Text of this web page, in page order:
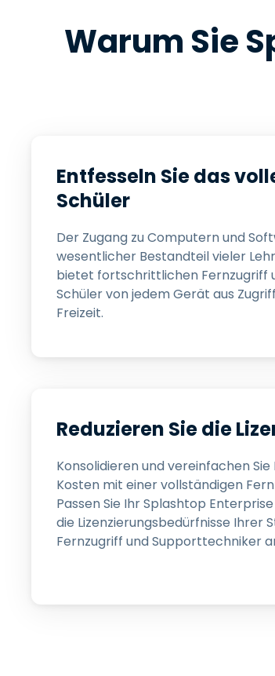
Warum Sie
Entfesseln Sie das
Schüler
Der Zugang zu Computern und
wesentlicher Bestandteil vieler
bietet fortschrittlichen Fernzugriff
Schüler von jedem Gerät aus
Freizeit.
Reduzieren Sie die
Konsolidieren und vereinfachen
Kosten mit einer vollständigen
Passen Sie Ihr Splashtop
die Lizenzierungsbedürfnisse Ihrer
Fernzugriff und Supporttechniker